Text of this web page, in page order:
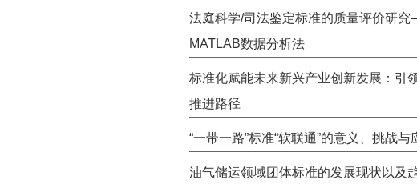
法庭科学/司法鉴定标准的质量评价研
MATLAB数据分析法
标准化赋能未来新兴产业创新发展：引
推进路径
“一带一路”标准“软联通”的意义、挑战与
油气储运领域团体标准的发展现状以及